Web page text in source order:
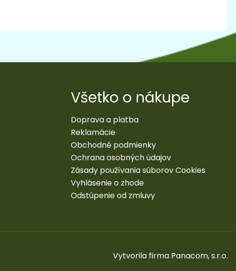
Všetko o nákupe
Doprava a platba
Reklamácie
Obchodné podmienky
Ochrana osobných údajov
Zásady používania súborov Cookies
Vyhlásenie o zhode
Odstúpenie od zmluvy
Vytvorila firma Panacom, s.r.o.